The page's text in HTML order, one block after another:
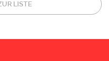
LISTE